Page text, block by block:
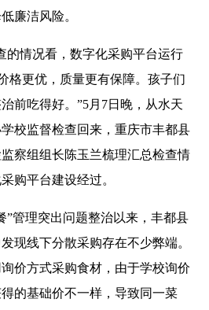
廉洁风险。
情况看，数字化采购平台运行
格更优，质量更有保障。孩子们
前吃得好。”5月7日晚，从水天
校监督检查回来，重庆市丰都县
察组组长陈玉兰梳理汇总检查情
购平台建设经过。
理突出问题整治以来，丰都县
现线下分散采购存在不少弊端。
价方式采购食材，由于学校询价
的基础价不一样，导致同一菜